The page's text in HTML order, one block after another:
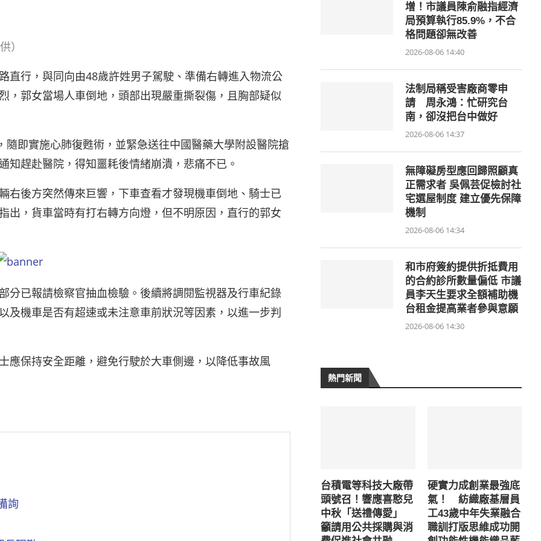
）
直行，與同向由48歲許姓男子駕駛、準備右轉進入物流公
，郭女當場人車倒地，頭部出現嚴重撕裂傷，且胸部疑似
即實施心肺復甦術，並緊急送往中國醫藥大學附設醫院搶
趕赴醫院，得知噩耗後情緒崩潰，悲痛不已。
右後方突然傳來巨響，下車查看才發現機車倒地、騎士已
出，貨車當時有打右轉方向燈，但不明原因，直行的郭女
分已報請檢察官抽血檢驗。後續將調閱監視器及行車紀錄
及機車是否有超速或未注意車前狀況等因素，以進一步判
應保持安全距離，避免行駛於大車側邊，以降低事故風
詢
增！市議員陳俞融指經濟
局預算執行85.9%，不合
格問題卻無改善
2026-08-06 14:40
法制局稱受害廠商零申
請 周永鴻：忙研究台
南，卻沒把台中做好
2026-08-06 14:37
無障礙房型應回歸照顧真
正需求者 吳佩芸促檢討社
宅選屋制度 建立優先保障
機制
2026-08-06 14:34
和市府簽約提供折抵費用
的合約診所數量偏低 市議
員李天生要求全額補助機
台租金提高業者參與意願
2026-08-06 14:30
熱門新聞
台積電等科技大廠帶
頭號召！響應喜憨兒
中秋「送禮傳愛」
籲請用公共採購與消
硬實力成創業最強底
氣！ 紡織廠基層員
工43歲中年失業融合
職訓打版思維成功開